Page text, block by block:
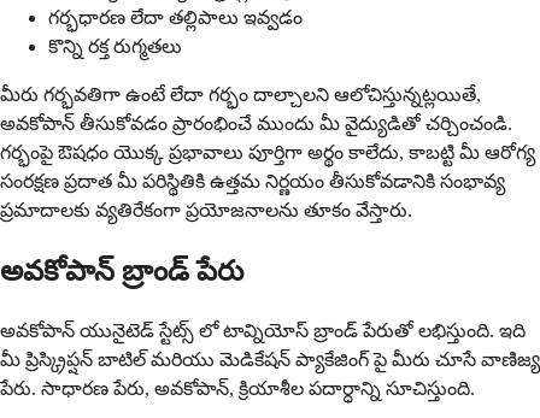
గర్భధారణ లేదా తల్లిపాలు ఇవ్వడం
కొన్ని రక్త రుగ్మతలు
మీరు గర్భవతిగా ఉంటే లేదా గర్భం దాల్చాలని ఆలోచిస్తున్నట్లయితే,
అవకోపాన్ తీసుకోవడం ప్రారంభించే ముందు మీ వైద్యుడితో చర్చించండి.
గర్భంపై ఔషధం యొక్క ప్రభావాలు పూర్తిగా అర్థం కాలేదు, కాబట్టి మీ ఆరోగ్య
సంరక్షణ ప్రదాత మీ పరిస్థితికి ఉత్తమ నిర్ణయం తీసుకోవడానికి సంభావ్య
ప్రమాదాలకు వ్యతిరేకంగా ప్రయోజనాలను తూకం వేస్తారు.
అవకోపాన్ బ్రాండ్ పేరు
అవకోపాన్ యునైటెడ్ స్టేట్స్ లో టావ్నియోస్ బ్రాండ్ పేరుతో లభిస్తుంది. ఇది
మీ ప్రిస్క్రిప్షన్ బాటిల్ మరియు మెడికేషన్ ప్యాకేజింగ్ పై మీరు చూసే వాణిజ్య
పేరు. సాధారణ పేరు, అవకోపాన్, క్రియాశీల పదార్ధాన్ని సూచిస్తుంది.